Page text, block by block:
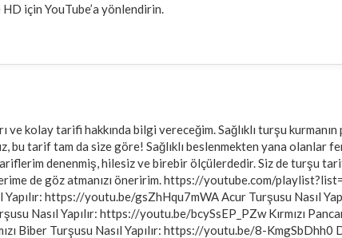
için YouTube’a yönlendirin.
kolay tarifi hakkında bilgi vereceğim. Sağlıklı turşu
bu tarif tam da size göre! Sağlıklı beslenmekten yana
denenmiş, hilesiz ve birebir ölçülerdedir. Siz de turşu
de göz atmanızı öneririm. https://youtube.com/
https://youtu.be/gsZhHqu7mWA Acur Turşusu Nasıl
Nasıl Yapılır: https://youtu.be/bcySsEP_PZw Kırmızı
Biber Turşusu Nasıl Yapılır: https://youtu.be/8-